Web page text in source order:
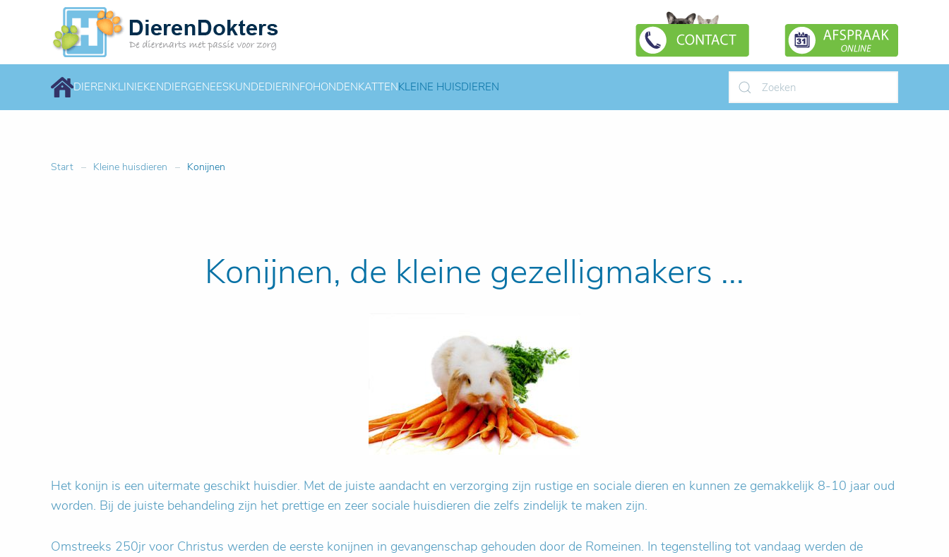
DIERENKLINIEKENDIERGENEESKUNDEDIERINFOHONDENKATTENKLEINE HUISDIEREN
Type 2 or more characters for
Start Kleine huisdieren Konijnen
Konijnen, de kleine gezelligmakers ...
Het konijn is een uitermate geschikt huisdier. Met de juiste aandacht en verzorging zijn rustige en sociale dieren en kunnen ze gemakkelijk 8-10 jaar oud
worden. Bij de juiste behandeling zijn het prettige en zeer sociale huisdieren die zelfs zindelijk te maken zijn.
Omstreeks 250jr voor Christus werden de eerste konijnen in gevangenschap gehouden door de Romeinen. In tegenstelling tot vandaag werden de